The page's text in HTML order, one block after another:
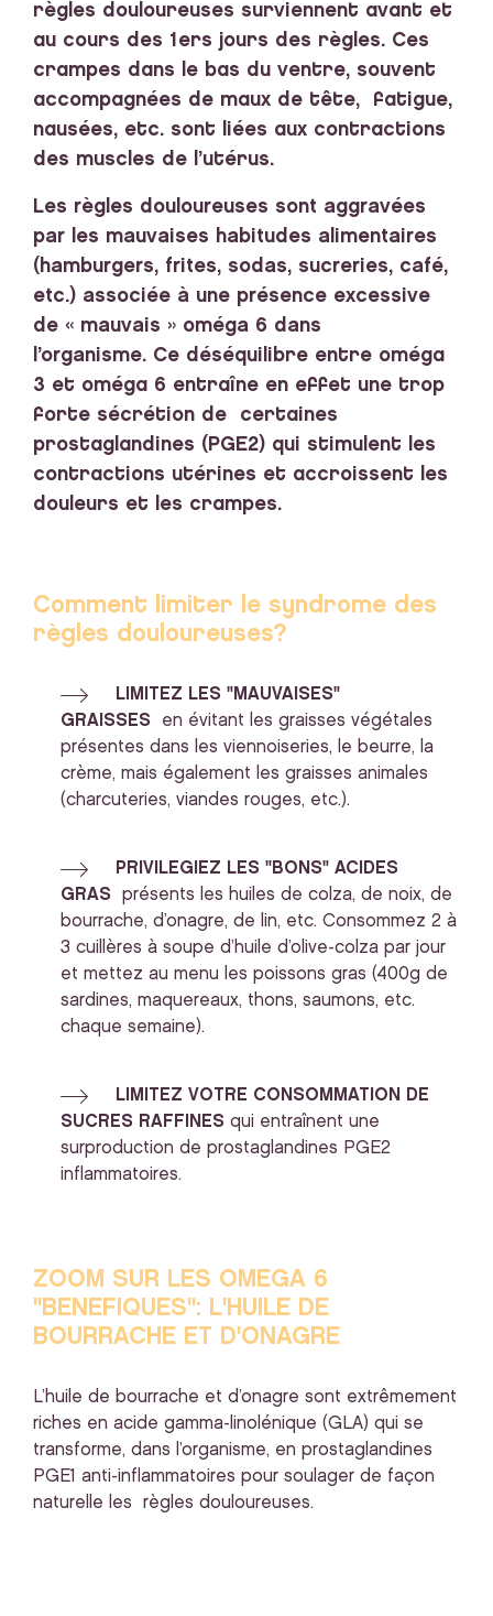
règles douloureuses surviennent avant et
au cours des 1ers jours des règles. Ces
crampes dans le bas du ventre, souvent
accompagnées de maux de tête, fatigue,
nausées, etc. sont liées aux contractions
des muscles de l’utérus.
Les règles douloureuses sont aggravées
par les mauvaises habitudes alimentaires
(hamburgers, frites, sodas, sucreries, café,
etc.) associée à une présence excessive
de « mauvais » oméga 6 dans
l’organisme. Ce déséquilibre entre oméga
3 et oméga 6 entraîne en effet une trop
forte sécrétion de certaines
prostaglandines (PGE2) qui stimulent les
contractions utérines et accroissent les
douleurs et les crampes.
Comment limiter le syndrome des
règles douloureuses?
LIMITEZ LES "MAUVAISES"
GRAISSES
en évitant les graisses végétales
présentes dans les viennoiseries, le beurre, la
crème, mais également les graisses animales
(charcuteries, viandes rouges, etc.).
PRIVILEGIEZ LES "BONS" ACIDES
GRAS
présents les huiles de colza, de noix, de
bourrache, d’onagre, de lin, etc. Consommez 2 à
3 cuillères à soupe d’huile d’olive-colza par jour
et mettez au menu les poissons gras (400g de
sardines, maquereaux, thons, saumons, etc.
chaque semaine).
LIMITEZ VOTRE CONSOMMATION DE
SUCRES RAFFINES qui entraînent une
surproduction de prostaglandines PGE2
inflammatoires.
ZOOM SUR LES OMEGA 6
"BENEFIQUES": L'HUILE DE
BOURRACHE ET D'ONAGRE
L’huile de bourrache et d’onagre sont extrêmement
riches en acide gamma-linolénique (GLA) qui se
transforme, dans l’organisme, en prostaglandines
PGE1 anti-inflammatoires pour soulager de façon
naturelle les règles douloureuses.